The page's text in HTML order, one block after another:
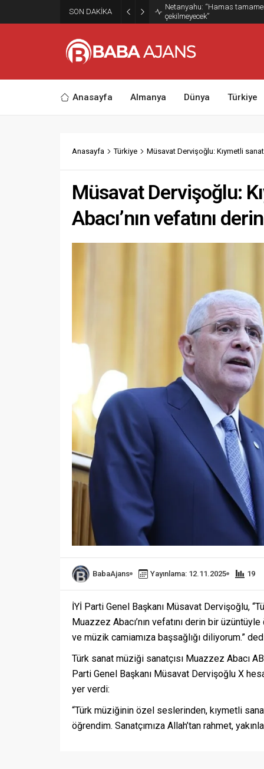
SON DAKİKA
Netanyahu: “Hamas
çekilmeyecek”
Anasayfa Almanya Dünya Türkiye
Anasayfa Türkiye Müsavat Dervişoğlu: Kıymetli
Müsavat Dervişoğlu:
Abacı’nın vefatını
BabaAjans Yayınlama: 12.11.2025 19
İYİ Parti Genel Başkanı Müsavat Dervişoğlu,
Muazzez Abacı’nın vefatını derin bir
ve müzik camiamıza başsağlığı diliyorum.”
Türk sanat müziği sanatçısı Muazzez Abacı
Parti Genel Başkanı Müsavat Dervişoğlu X
yer verdi:
“Türk müziğinin özel seslerinden, kıymetli
öğrendim. Sanatçımıza Allah’tan rahmet,